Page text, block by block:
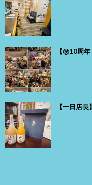
【㊗️10周
【一日店